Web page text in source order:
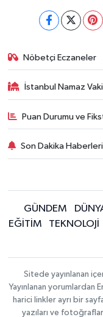
Nöbetçi Eczaneler
İstanbul Namaz
Puan Durumu ve
Son Dakika Haberleri
GÜNDEM
EĞİTİM
TEKNOLOJİ
Sitede yayınlanan
Yayınlanan yorumlardan
harici linkler ayrı bir
yazıları ve